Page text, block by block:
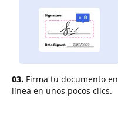
03. Firma tu documento en
línea en unos pocos clics.